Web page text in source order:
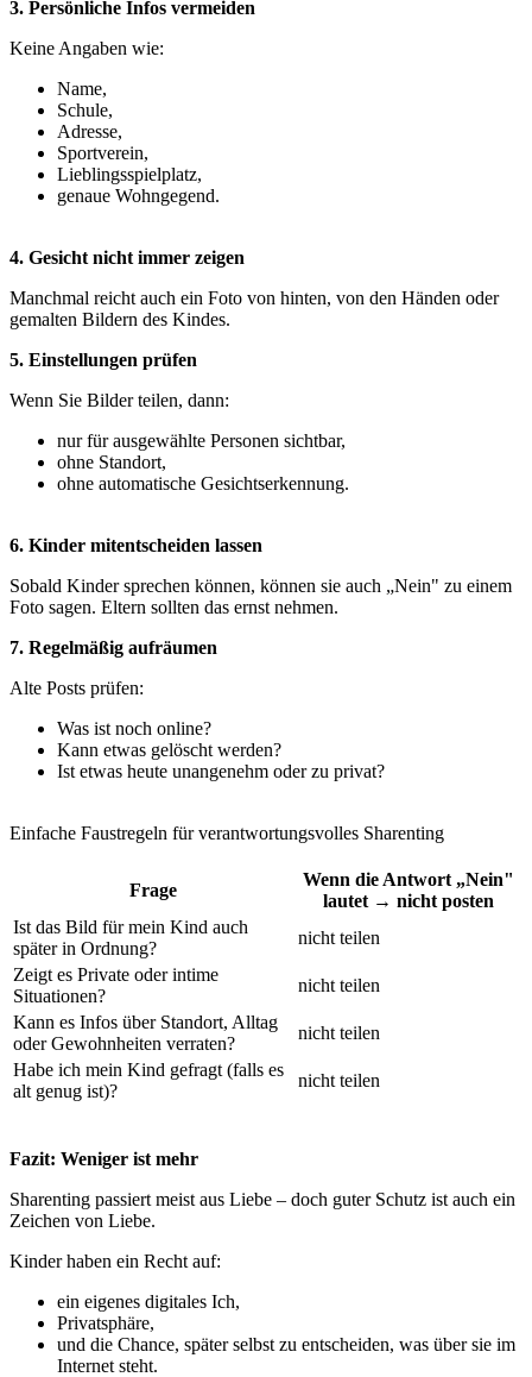
3. Persönliche Infos vermeiden
Keine Angaben wie:
Name,
Schule,
Adresse,
Sportverein,
Lieblingsspielplatz,
genaue Wohngegend.
4. Gesicht nicht immer zeigen
Manchmal reicht auch ein Foto von hinten, von den Händen oder
gemalten Bildern des Kindes.
5. Einstellungen prüfen
Wenn Sie Bilder teilen, dann:
nur für ausgewählte Personen sichtbar,
ohne Standort,
ohne automatische Gesichtserkennung.
6. Kinder mitentscheiden lassen
Sobald Kinder sprechen können, können sie auch „Nein" zu einem
Foto sagen. Eltern sollten das ernst nehmen.
7. Regelmäßig aufräumen
Alte Posts prüfen:
Was ist noch online?
Kann etwas gelöscht werden?
Ist etwas heute unangenehm oder zu privat?
Einfache Faustregeln für verantwortungsvolles Sharenting
Frage
Wenn die Antwort „Nein"
lautet → nicht posten
Ist das Bild für mein Kind auch
später in Ordnung?
nicht teilen
Zeigt es Private oder intime
Situationen?
nicht teilen
Kann es Infos über Standort, Alltag
oder Gewohnheiten verraten?
nicht teilen
Habe ich mein Kind gefragt (falls es
alt genug ist)?
nicht teilen
Fazit: Weniger ist mehr
Sharenting passiert meist aus Liebe – doch guter Schutz ist auch ein
Zeichen von Liebe.
Kinder haben ein Recht auf:
ein eigenes digitales Ich,
Privatsphäre,
und die Chance, später selbst zu entscheiden, was über sie im
Internet steht.